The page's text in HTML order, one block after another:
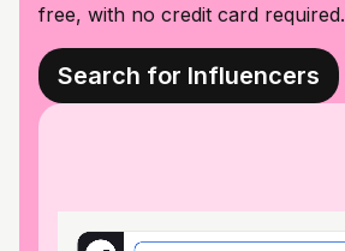
free, with no credit card required.
Search for Influencers